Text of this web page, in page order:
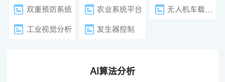
双重预防系统
农业系统平台
无人机车载巡检
工业视觉分析
发生器控制
AI算法分析